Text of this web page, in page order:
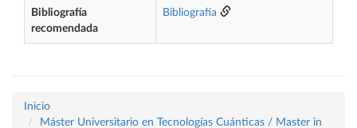
Bibliografía
recomendada
Bibliografía
Inicio
Máster Universitario en Tecnologías Cuánticas / Master in